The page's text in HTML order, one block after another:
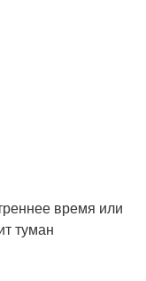
время или
туман